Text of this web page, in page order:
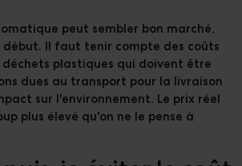
peut sembler bon marché,
début. Il faut tenir compte des coûts
déchets plastiques qui doivent être
dues au transport pour la livraison
sur l'environnement. Le prix réel
plus élevé qu'on ne le pense à